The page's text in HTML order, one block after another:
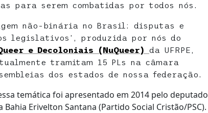
para serem combatidas por todos nós.
não-binária no Brasil: disputas e
legislativos’, produzida por nós do
e Decoloniais (NuQueer) da UFRPE,
tramitam 15 PLs na câmara
dos estados de nossa federação.
temática foi apresentado em 2014 pelo deputado
Erivelton Santana (Partido Social Cristão/PSC).